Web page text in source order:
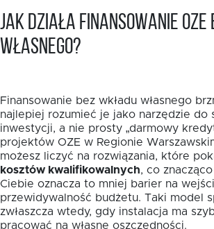
Jak działa finansowanie
własnego?
Finansowanie bez wkładu własnego
najlepiej rozumieć je jako narzędzie do
inwestycji, a nie prosty „darmowy
projektów OZE w Regionie
możesz liczyć na rozwiązania, które
kosztów kwalifikowalnych, co
Ciebie oznacza to mniej barier na
przewidywalność budżetu. Taki model
zwłaszcza wtedy, gdy instalacja ma
pracować na własne oszczędności.